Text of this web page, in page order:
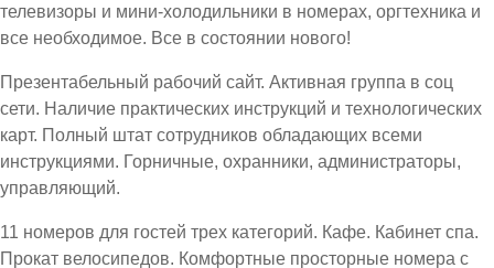
телевизоры и мини-холодильники в номерах, оргтехника и
все необходимое. Все в состоянии нового!
Презентабельный рабочий сайт. Активная группа в соц
сети. Наличие практических инструкций и технологических
карт. Полный штат сотрудников обладающих всеми
инструкциями. Горничные, охранники, администраторы,
управляющий.
11 номеров для гостей трех категорий. Кафе. Кабинет спа.
Прокат велосипедов. Комфортные просторные номера с